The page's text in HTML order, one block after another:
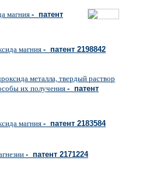
магния- патент
магния - патент 2198842
металла, твердый раствор
их получения - патент
магния - патент 2183584
- патент 2171224